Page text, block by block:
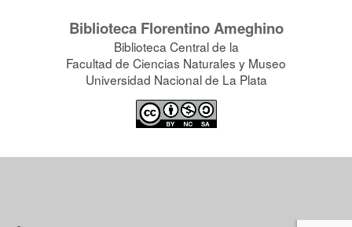
Biblioteca Florentino Ameghino
Biblioteca Central de la
Facultad de Ciencias Naturales y Museo
Universidad Nacional de La Plata